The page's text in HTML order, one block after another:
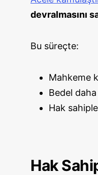
devralmasını
Bu süreçte:
Mahkeme
Bedel
Hak
Hak